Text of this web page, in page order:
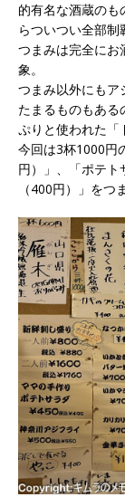
的有名な酒蔵の
らついつい全部制
つまみは完全にお
象。
つまみ以外にもア
たまるものもある
ぷりと使われた「
今回は3杯1000円
円）」、「ポテ
（400円）」をつ